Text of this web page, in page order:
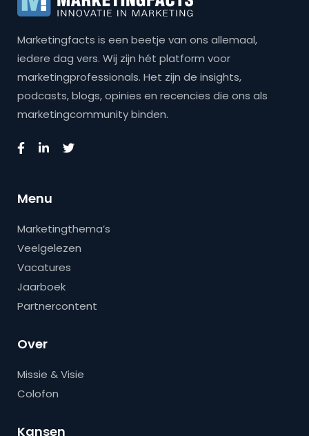
Marketingfacts is een beetje van ons allemaal,
iedere dag vers. Wij zijn hét platform voor
marketingprofessionals. Het zijn de insights,
podcasts, blogs, opinies en recencies die ons als
marketingcommunity binden.
Menu
Marketingthema’s
Veelgelezen
Vacatures
Jaarboek
Partnercontent
Over
Missie & Visie
Colofon
Kansen